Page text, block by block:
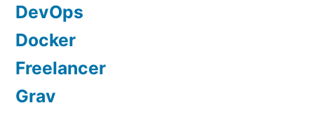
DevOps
Docker
Freelancer
Grav